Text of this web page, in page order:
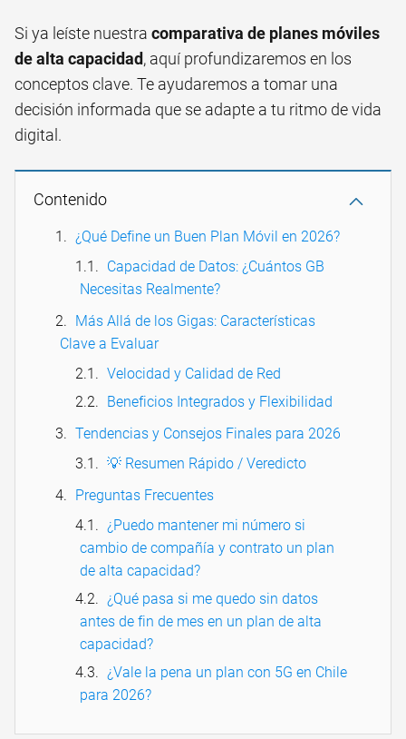
Si ya leíste nuestra comparativa de planes móviles
de alta capacidad, aquí profundizaremos en los
conceptos clave. Te ayudaremos a tomar una
decisión informada que se adapte a tu ritmo de vida
digital.
Contenido
¿Qué Define un Buen Plan Móvil en 2026?
Capacidad de Datos: ¿Cuántos GB
Necesitas Realmente?
Más Allá de los Gigas: Características
Clave a Evaluar
Velocidad y Calidad de Red
Beneficios Integrados y Flexibilidad
Tendencias y Consejos Finales para 2026
💡 Resumen Rápido / Veredicto
Preguntas Frecuentes
¿Puedo mantener mi número si
cambio de compañía y contrato un plan
de alta capacidad?
¿Qué pasa si me quedo sin datos
antes de fin de mes en un plan de alta
capacidad?
¿Vale la pena un plan con 5G en Chile
para 2026?